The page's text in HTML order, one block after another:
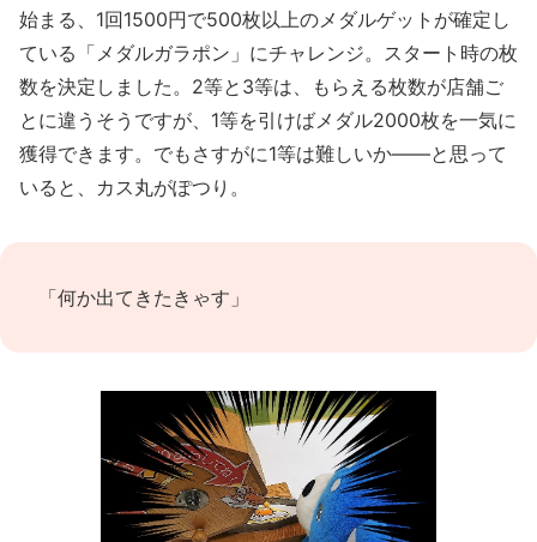
始まる、1回1500円で500枚以上のメダルゲットが確定し
ている「メダルガラポン」にチャレンジ。スタート時の枚
数を決定しました。2等と3等は、もらえる枚数が店舗ご
とに違うそうですが、1等を引けばメダル2000枚を一気に
獲得できます。でもさすがに1等は難しいか――と思って
いると、カス丸がぽつり。
「何か出てきたきゃす」